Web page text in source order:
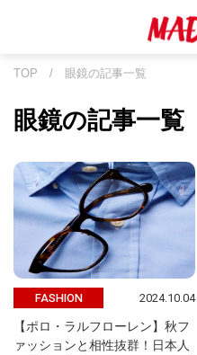
TOP / 眼鏡の記事一覧
眼鏡の記事一覧
FASHION 2024.10.04
【ポロ・ラルフローレン】秋フ
ァッションと相性抜群！日本人